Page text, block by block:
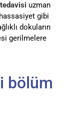
tedavisi uzman
gibi
dokuların
gerilmelere
bölüm